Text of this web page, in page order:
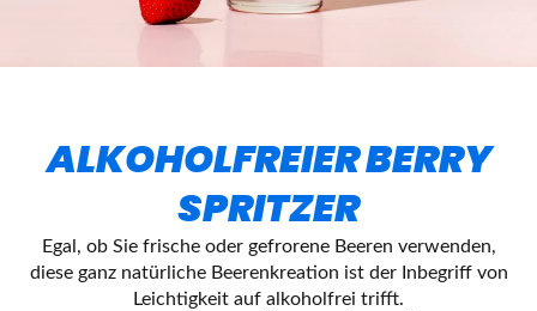
ALKOHOLFREIER BERRY
SPRITZER
Egal, ob Sie frische oder gefrorene Beeren verwenden,
diese ganz natürliche Beerenkreation ist der Inbegriff von
Leichtigkeit auf alkoholfrei trifft.